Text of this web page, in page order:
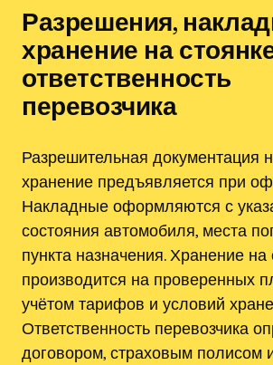
Разрешения,
хранение на
ответственность
перевозчика
Разрешительная документация
хранение предъявляется при
Накладные оформляются с
состояния автомобиля, места
пункта назначения. Хранение на
производится на проверенных
учётом тарифов и условий
Ответственность перевозчика
договором, страховым полисом